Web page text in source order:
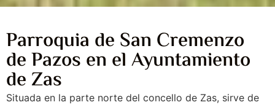
Parroquia de San Cremenzo
de Pazos en el Ayuntamiento
de Zas
Situada en la parte norte del concello de Zas, sirve de